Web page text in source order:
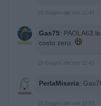
19 Giugno alle ore 11:44
Gas75: PAOLA63
costo zero.
19 Giugno alle ore 11:45
PerlaMiseria:
19 Giugno alle ore 12:03